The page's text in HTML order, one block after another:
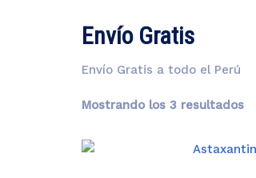
Envío Gratis
Envío Gratis a todo el Perú
Mostrando los 3 resultados